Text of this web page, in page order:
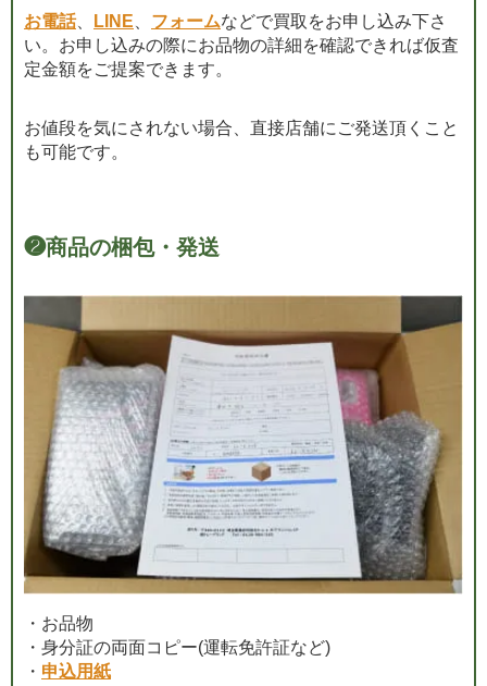
お電話、 LINE フォームなどで買取をお申し込み下さ
い。お申し込みの際にお品物の詳細を確認できれば仮査
定金額をご提案できます。
お値段を気にされない場合、直接店舗にご発送頂くこと
も可能です。
❷商品の梱包・発送
・お品物
・身分証の両面コピー(運転免許証など)
・ 申込用紙